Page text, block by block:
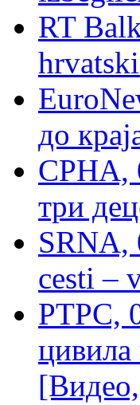
RT
до
СРНА,
три
SRNA,
cesti –
РТРС,
цивила